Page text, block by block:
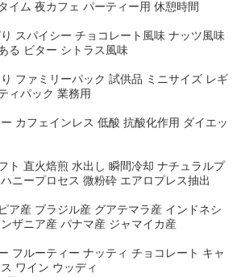
イム 夜カフェ パーティー用 休憩時間
スパイシー チョコレート風味 ナッツ風味
る ビター シトラス風味
ファミリーパック 試供品 ミニサイズ レギ
ィパック 業務用
カフェインレス 低酸 抗酸化作用 ダイエッ
ト 直火焙煎 水出し 瞬間冷却 ナチュラルプ
ニープロセス 微粉砕 エアロプレス抽出
ア産 ブラジル産 グアテマラ産 インドネシ
ザニア産 パナマ産 ジャマイカ産
フルーティー ナッティ チョコレート キャ
ワイン ウッディ